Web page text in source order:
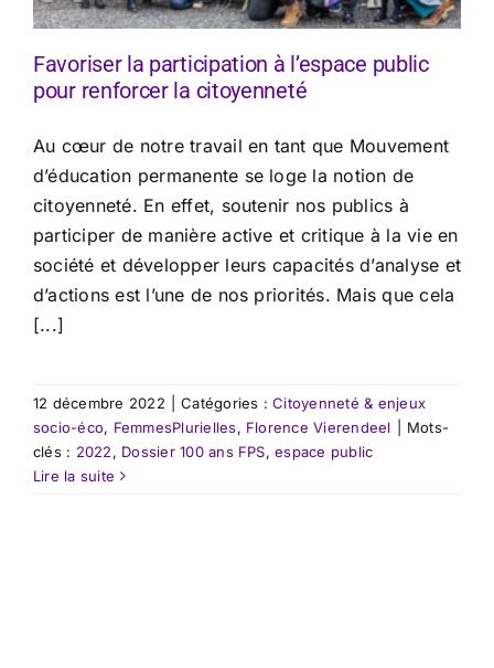
Favoriser la participation à l’espace public
pour renforcer la citoyenneté
Au cœur de notre travail en tant que Mouvement
d’éducation permanente se loge la notion de
citoyenneté. En effet, soutenir nos publics à
participer de manière active et critique à la vie en
société et développer leurs capacités d’analyse et
d’actions est l’une de nos priorités. Mais que cela
[...]
12 décembre 2022 Catégories :Citoyenneté & enjeux
socio-éco, FemmesPlurielles, Florence Vierendeel
Mots-
clés : 2022, Dossier 100 ans FPS,espace public
Lire la suite